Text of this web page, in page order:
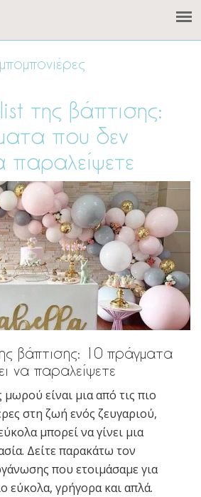
μπομπονιέρες
της βάπτισης:
που δεν
παραλείψετε
βάπτισης: 10 πράγματα
να παραλείψετε
μωρού είναι μια από τις πιο
στη ζωή ενός ζευγαριού,
μπορεί να γίνει μια
Δείτε παρακάτω τον
που ετοιμάσαμε για
εύκολα, γρήγορα και απλά.